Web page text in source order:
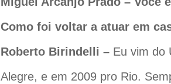
Como foi voltar a atuar em
Roberto Birindelli – Eu vim do
Alegre, e em 2009 pro Rio.